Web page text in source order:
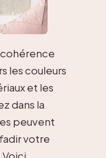
cohérence
les couleurs
et les
dans la
peuvent
votre